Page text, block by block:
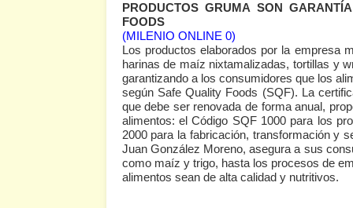
PRODUCTOS GRUMA SON
FOODS
(MILENIO ONLINE 0)
Los productos elaborados por la empresa
harinas de maíz nixtamalizadas, tortillas y
garantizando a los consumidores que los
según Safe Quality Foods (SQF). La
que debe ser renovada de forma anual,
alimentos: el Código SQF 1000 para los
2000 para la fabricación, transformación y
Juan González Moreno, asegura a sus
como maíz y trigo, hasta los procesos de
alimentos sean de alta calidad y nutritivos.